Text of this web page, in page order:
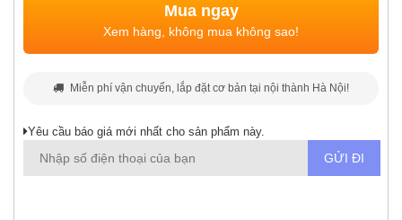
Mua ngay
Xem hàng, không mua không sao!
Miễn phí vận chuyển, lắp đặt cơ bản tại nội thành Hà Nội!
Yêu cầu báo giá mới nhất cho sản phẩm này.